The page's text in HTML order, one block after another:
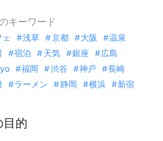
キーワード
浅草 京都 大阪
温泉
宿泊 天気 銀座
広島
福岡 渋谷 神戸
長崎
ラーメン 静岡 横浜 新宿
目的